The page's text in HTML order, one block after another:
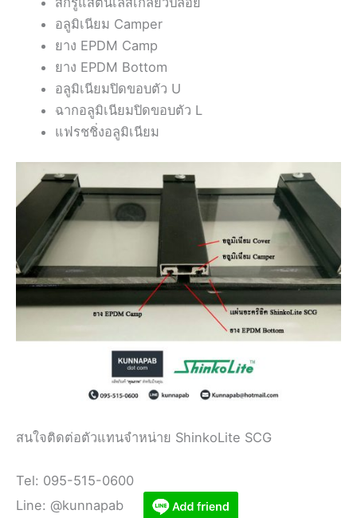
อลูมิเนียม Camper
ยาง EPDM Camp
ยาง EPDM Bottom
อลูมิเนียมปิดขอบตัว U
ฉากอลูมิเนียมปิดขอบตัว L
แฟรชชิ่งอลูมิเนียม
สนใจติดต่อตัวแทนจำหน่าย ShinkoLite SCG
Tel: 095-515-0600
Line: @kunnapab